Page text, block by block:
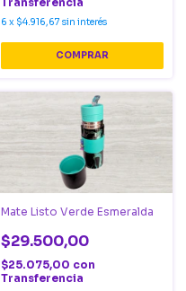
6 x $4.916,67 sin interés
Mate Listo Verde Esmeralda
$29.500,00
$25.075,00 con
Transferencia